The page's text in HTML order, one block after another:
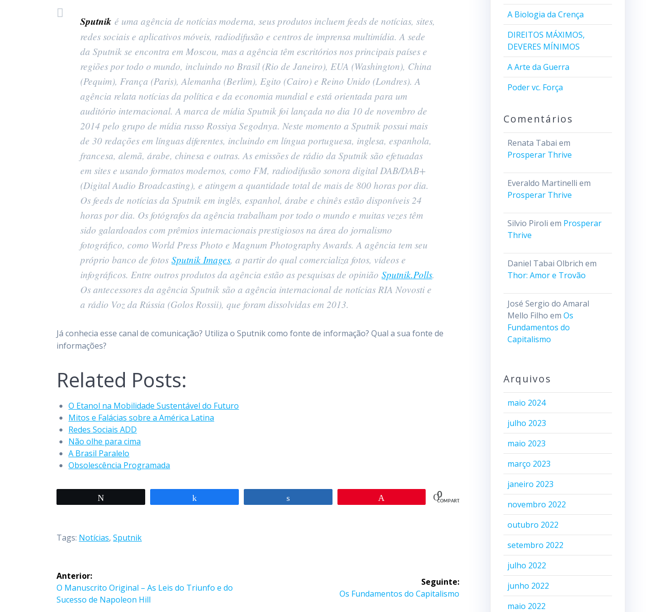
Sputnik é uma agência de notícias moderna, seus produtos incluem feeds de notícias, sites,
redes sociais e aplicativos móveis, radiodifusão e centros de imprensa multimídia. A sede
da Sputnik se encontra em Moscou, mas a agência têm escritórios nos principais países e
regiões por todo o mundo, incluindo no Brasil (Rio de Janeiro), EUA (Washington), China
(Pequim), França (Paris), Alemanha (Berlim), Egito (Cairo) e Reino Unido (Londres). A
agência relata notícias da política e da economia mundial e está orientada para um
auditório internacional. A marca de mídia Sputnik foi lançada no dia 10 de novembro de
2014 pelo grupo de mídia russo Rossiya Segodnya. Neste momento a Sputnik possui mais
de 30 redações em línguas diferentes, incluindo em língua portuguesa, inglesa, espanhola,
francesa, alemã, árabe, chinesa e outras. As emissões de rádio da Sputnik são efetuadas
em sites e usando formatos modernos, como FM, radiodifusão sonora digital DAB/DAB+
(Digital Audio Broadcasting), e atingem a quantidade total de mais de 800 horas por dia.
Os feeds de notícias da Sputnik em inglês, espanhol, árabe e chinês estão disponíveis 24
horas por dia. Os fotógrafos da agência trabalham por todo o mundo e muitas vezes têm
sido galardoados com prêmios internacionais prestigiosos na área do jornalismo
fotográfico, como World Press Photo e Magnum Photography Awards. A agência tem seu
próprio banco de fotosSputnik Images, a partir do qual comercializa fotos, vídeos e
infográficos. Entre outros produtos da agência estão as pesquisas de opiniãoSputnik.Polls.
Os antecessores da agência Sputnik são a agência internacional de notícias RIA Novosti e
a rádio Voz da Rússia (Golos Rossii), que foram dissolvidas em 2013.
Já conhecia esse canal de comunicação? Utiliza o Sputnik como fonte de informação? Qual a sua fonte de
informações?
Related Posts:
O Etanol na Mobilidade Sustentável do Futuro
Mitos e Falácias sobre a América Latina
Redes Sociais ADD
Não olhe para cima
A Brasil Paralelo
Obsolescência Programada
0
COMPART.
Tags: Notícias,Sputnik
Navegação
de
Anterior:
Post
anterior:
O Manuscrito Original – As Leis do Triunfo e do
Sucesso de Napoleon Hill
Seguinte:
Post
Os Fundamentos do Capitalismo
A Biologia da Crença
DIREITOS MÁXIMOS,
DEVERES MÍNIMOS
A Arte da Guerra
Poder vc. Força
Comentários
Renata Tabai em
Prosperar Thrive
Everaldo Martinelli em
Prosperar Thrive
Silvio Piroli em Prosperar
Thrive
Daniel Tabai Olbrich em
Thor: Amor e Trovão
José Sergio do Amaral
Mello Filho em Os
Fundamentos do
Capitalismo
Arquivos
maio 2024
julho 2023
maio 2023
março 2023
janeiro 2023
novembro 2022
outubro 2022
setembro 2022
julho 2022
junho 2022
maio 2022